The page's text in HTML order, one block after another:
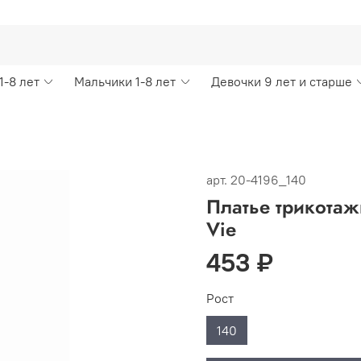
8 лет Мальчики 1-8 лет Девочки 9 лет и старше
арт. 20-4196_140
Платье
Vie
453 ₽
Рост
140